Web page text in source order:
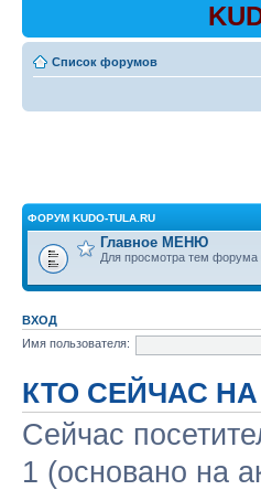
Список форумов
ФОРУМ KUDO-TULA.RU
Главное МЕНЮ
Для просмотра тем
ВХОД
Имя пользователя:
КТО СЕЙЧАС
Сейчас
1 (основано на